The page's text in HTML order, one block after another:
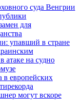
суда Венгрии
для
упавший в стране
на судно
в европейских
могут вскоре